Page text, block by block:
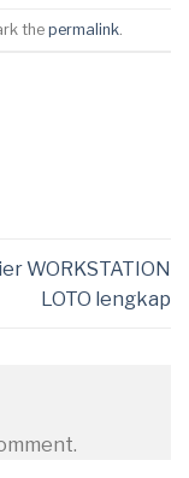
the permalink
WORKSTATION
LOTO lengkap